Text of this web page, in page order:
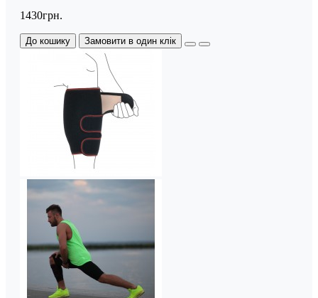
1430грн.
До кошику Замовити в один клік